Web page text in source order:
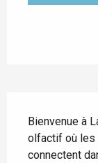
Bienvenue à
olfactif où
connectent